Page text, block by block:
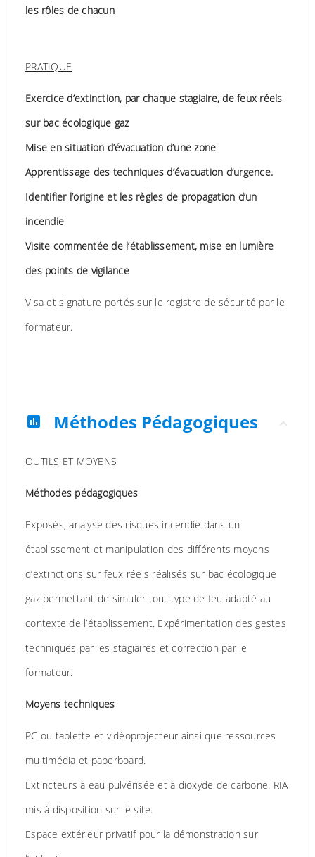
les rôles de chacun
PRATIQUE
Exercice d’extinction, par chaque stagiaire, de feux réels
sur bac écologique gaz
Mise en situation d’évacuation d’une zone
Apprentissage des techniques d’évacuation d’urgence.
Identifier l’origine et les règles de propagation d’un
incendie
Visite commentée de l’établissement, mise en lumière
des points de vigilance
Visa et signature portés sur le registre de sécurité par le
formateur.
assessment Méthodes Pédagogiques
OUTILS ET MOYENS
Méthodes pédagogiques
Exposés, analyse des risques incendie dans un
établissement et manipulation des différents moyens
d’extinctions sur feux réels réalisés sur bac écologique
gaz permettant de simuler tout type de feu adapté au
contexte de l’établissement. Expérimentation des gestes
techniques par les stagiaires et correction par le
formateur.
Moyens techniques
PC ou tablette et vidéoprojecteur ainsi que ressources
multimédia et paperboard.
Extincteurs à eau pulvérisée et à dioxyde de carbone. RIA
mis à disposition sur le site.
Espace extérieur privatif pour la démonstration sur